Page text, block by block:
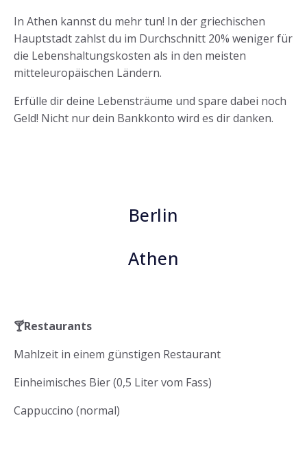
In Athen kannst du mehr tun! In der griechischen
Hauptstadt zahlst du im Durchschnitt 20% weniger für
die Lebenshaltungskosten als in den meisten
mitteleuropäischen Ländern.
Erfülle dir deine Lebensträume und spare dabei noch
Geld! Nicht nur dein Bankkonto wird es dir danken.
Berlin
Athen
🍸Restaurants
Mahlzeit in einem günstigen Restaurant
Einheimisches Bier (0,5 Liter vom Fass)
Cappuccino (normal)